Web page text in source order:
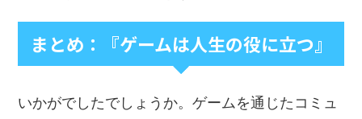
まとめ：『ゲームは人生の役に立つ』
いかがでしたでしょうか。ゲームを通じたコミュ